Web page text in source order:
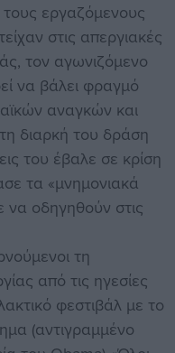
εργαζόμενους
στις απεργιακές
τον αγωνιζόμενο
να βάλει φραγμό
αναγκών και
διαρκή του δράση
του έβαλε σε κρίση
τα «μνημονιακά
οδηγηθούν στις
τη
από τις ηγεσίες
φεστιβάλ με το
(αντιγραμμένο